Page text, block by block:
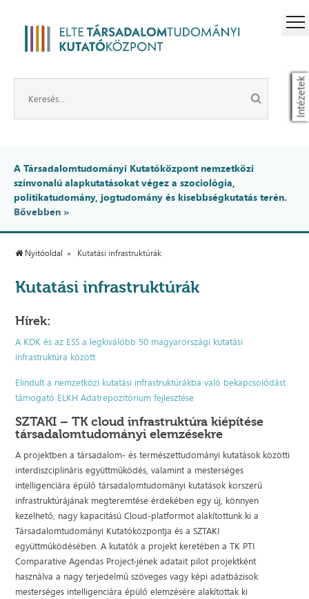
Intézetek
A Társadalomtudományi Kutatóközpont nemzetközi
színvonalú alapkutatásokat végez a szociológia,
politikatudomány, jogtudomány és kisebbségkutatás terén.
Bővebben »
Nyitóoldal Kutatási infrastruktúrák
Kutatási infrastruktúrák
Hírek:
A KDK és az ESS a legkiválóbb 50 magyarországi kutatási
infrastruktúra között
Elindult a nemzetközi kutatási infrastruktúrákba való bekapcsolódást
támogató ELKH Adatrepozitórium fejlesztése
SZTAKI – TK cloud infrastruktúra kiépítése
társadalomtudományi elemzésekre
A projektben a társadalom- és természettudományi kutatások közötti
interdiszciplináris együttműködés, valamint a mesterséges
intelligenciára épülő társadalomtudományi kutatások korszerű
infrastruktúrájának megteremtése érdekében egy új, könnyen
kezelhető, nagy kapacitású Cloud-platformot alakítottunk ki a
Társadalomtudományi Kutatóközpontja és a SZTAKI
együttműködésében. A kutatók a projekt keretében a TK PTI
Comparative Agendas Project-jének adatait pilot projektként
használva a nagy terjedelmű szöveges vagy képi adatbázisok
mesterséges intelligenciára épülő elemzésére alakítottak ki